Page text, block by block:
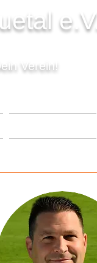
e.V.
Verein!